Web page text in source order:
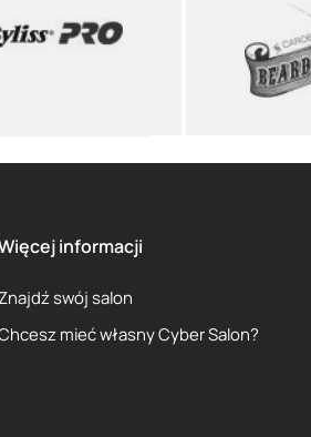
informacji
Znajdź swój salon
mieć własny Cyber Salon?